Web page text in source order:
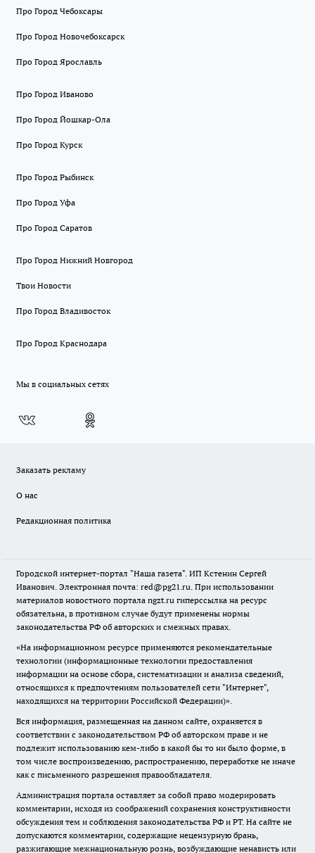
Про Город Чебоксары
Про Город Новочебоксарск
Про Город Ярославль
Про Город Иваново
Про Город Йошкар-Ола
Про Город Курск
Про Город Рыбинск
Про Город Уфа
Про Город Саратов
Про Город Нижний Новгород
Твои Новости
Про Город Владивосток
Про Город Краснодара
Мы в социальных сетях
Заказать рекламу
О нас
Редакционная политика
Городской интернет-портал "Наша газета". ИП Кстенин Сергей
Иванович. Электронная почта: red@pg21.ru. При использовании
материалов новостного портала ngzt.ru гиперссылка на ресурс
обязательна, в противном случае будут применены нормы
законодательства РФ об авторских и смежных правах.
«На информационном ресурсе применяются рекомендательные
технологии (информационные технологии предоставления
информации на основе сбора, систематизации и анализа сведений,
относящихся к предпочтениям пользователей сети "Интернет",
находящихся на территории Российской Федерации)».
Вся информация, размещенная на данном сайте, охраняется в
соответствии с законодательством РФ об авторском праве и не
подлежит использованию кем-либо в какой бы то ни было форме, в
том числе воспроизведению, распространению, переработке не иначе
как с письменного разрешения правообладателя.
Администрация портала оставляет за собой право модерировать
комментарии, исходя из соображений сохранения конструктивности
обсуждения тем и соблюдения законодательства РФ и РТ. На сайте не
допускаются комментарии, содержащие нецензурную брань,
разжигающие межнациональную рознь, возбуждающие ненависть или